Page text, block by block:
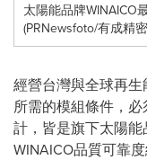
太陽能品牌WINAICO
(PRNewsfoto/有成精
經營台灣與全球再
所需的模組條件，
計，皆是旗下太陽能
WINAICO品質可靠